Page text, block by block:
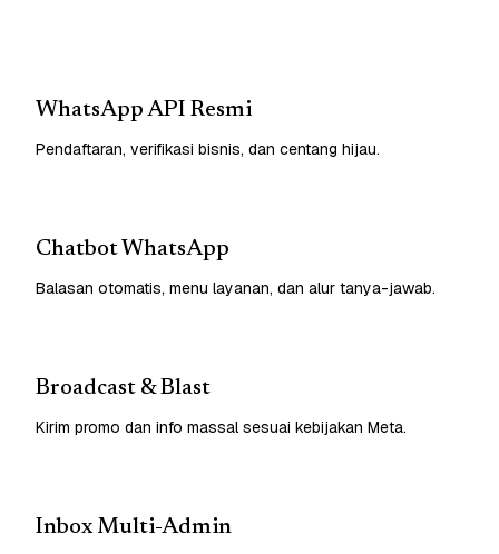
WhatsApp API Resmi
Pendaftaran, verifikasi bisnis, dan centang hijau.
Chatbot WhatsApp
Balasan otomatis, menu layanan, dan alur tanya-jawab.
Broadcast & Blast
Kirim promo dan info massal sesuai kebijakan Meta.
Inbox Multi-Admin